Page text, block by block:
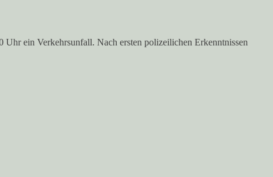
ein Verkehrsunfall. Nach ersten polizeilichen Erkenntnissen